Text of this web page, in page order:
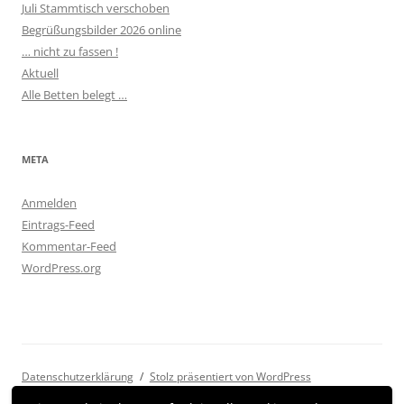
Juli Stammtisch verschoben
Begrüßungsbilder 2026 online
… nicht zu fassen !
Aktuell
Alle Betten belegt …
META
Anmelden
Eintrags-Feed
Kommentar-Feed
WordPress.org
Datenschutzerklärung Stolz präsentiert von WordPress